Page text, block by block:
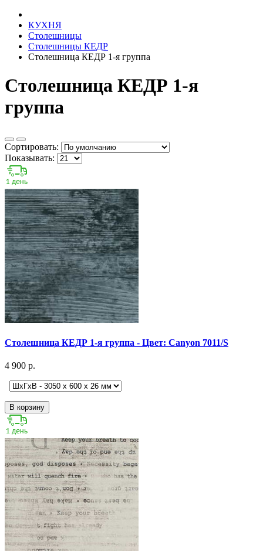
КУХНЯ
Столешницы
Столешницы КЕДР
Столешница КЕДР 1-я группа
Столешница КЕДР 1-я
группа
Сортировать:
Показывать:
Столешница КЕДР 1-я группа - Цвет: Canyon 7011/S
4 900 р.
В корзину